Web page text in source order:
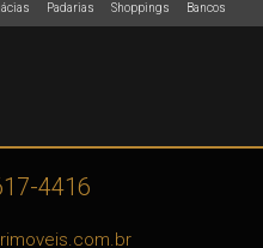
Padarias Shoppings Bancos
4416